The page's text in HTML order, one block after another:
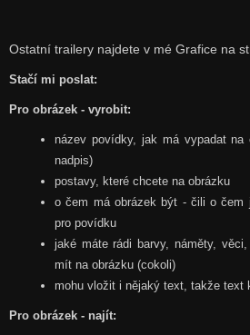
Ostatní trailery najdete v mé Grafice na
Stačí mi poslat:
Pro obrázek - vyrobit:
název povídky, jak má vypadat na
nadpis)
postavy, které chcete na obrázku
o čem má obrázek být - čili o čem
pro povídku
jaké máte rádi barvy, náměty,
mít na obrázku (cokoli)
mohu vložit i nějaký text, takže text
Pro obrázek - najít: